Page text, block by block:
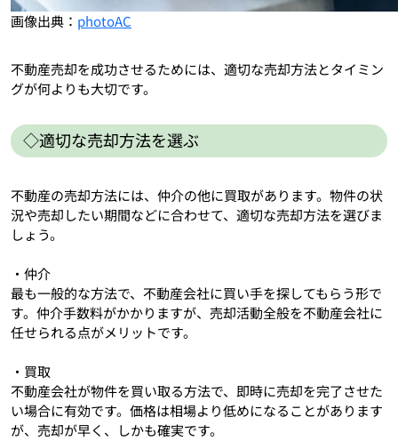
画像出典： photoAC
不動産売却を成功させるためには、適切な売却方法とタイミン
グが何よりも大切です。
◇適切な売却方法を選ぶ
不動産の売却方法には、仲介の他に買取があります。物件の状
況や売却したい期間などに合わせて、適切な売却方法を選びま
しょう。
・仲介
最も一般的な方法で、不動産会社に買い手を探してもらう形で
す。仲介手数料がかかりますが、売却活動全般を不動産会社に
任せられる点がメリットです。
・買取
不動産会社が物件を買い取る方法で、即時に売却を完了させた
い場合に有効です。価格は相場より低めになることがあります
が、売却が早く、しかも確実です。